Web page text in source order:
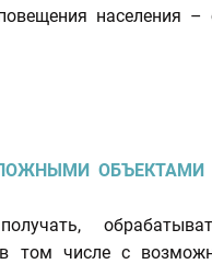
населения –
том числе с